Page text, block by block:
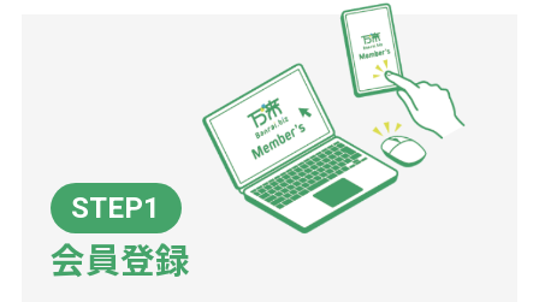
AM10:00～PM5:00（土・日・祝日を
一方、数量が少なく一定数に満たな
い場合は、単価計算ではなく、印刷
代の基本料金を一式頂戴する場合が
ございます。
ボリュームディスカウントの計算は
商品や印刷方法によって異なります
ので、予めご了承ください。
お急ぎの場合、ご相談ください。最
大限努力いたします。
詳細はこちらご確認ください。
会員登録